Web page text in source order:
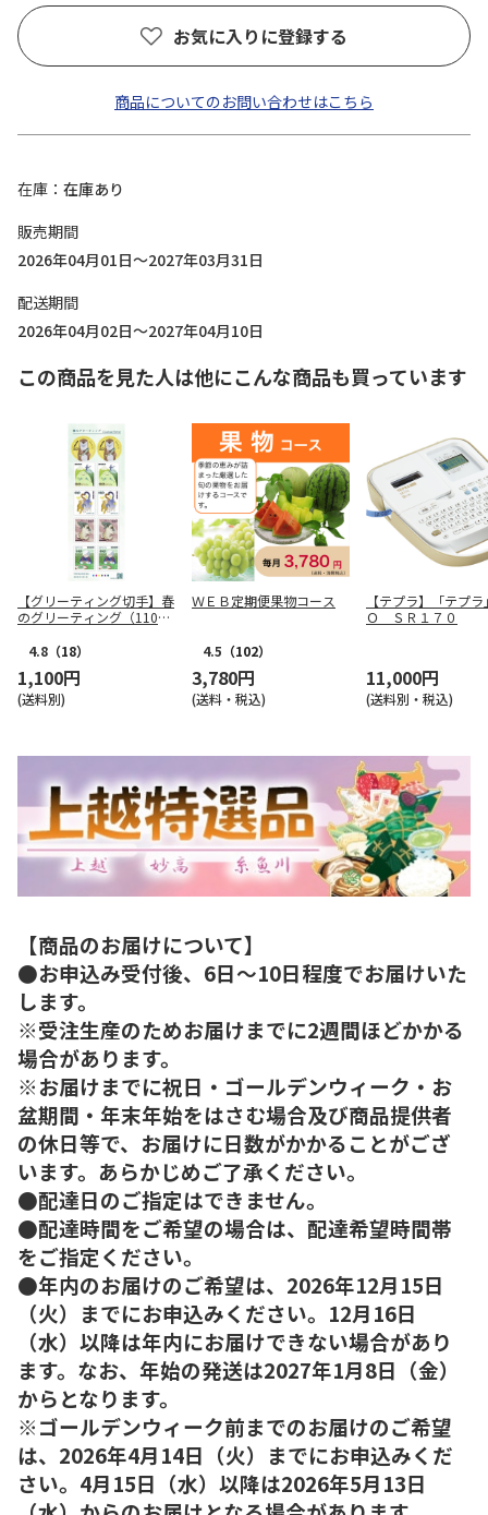
お気に入りに登録する
商品についてのお問い合わせはこちら
在庫
在庫あり
販売期間
2026年04月01日～2027年03月31日
配送期間
2026年04月02日～2027年04月10日
この商品を見た人は他にこんな商品も買っています
【グリーティング切手】春
のグリーティング（110
4.8 （18）
1,100円
(送料別)
ＷＥＢ定期便果物コース
4.5 （102）
3,780円
(送料・税込)
【テプラ】「テプ
Ｏ ＳＲ１７０
11,000円
(送料別・税込)
【商品のお届けについて】
●お申込み受付後、6日～10日程度でお届けいた
します。
※受注生産のためお届けまでに2週間ほどかかる
場合があります。
※お届けまでに祝日・ゴールデンウィーク・お
盆期間・年末年始をはさむ場合及び商品提供者
の休日等で、お届けに日数がかかることがござ
います。あらかじめご了承ください。
●配達日のご指定はできません。
●配達時間をご希望の場合は、配達希望時間帯
をご指定ください。
●年内のお届けのご希望は、2026年12月15日
（火）までにお申込みください。12月16日
（水）以降は年内にお届けできない場合があり
ます。なお、年始の発送は2027年1月8日（金）
からとなります。
※ゴールデンウィーク前までのお届けのご希望
は、2026年4月14日（火）までにお申込みくだ
さい。4月15日（水）以降は2026年5月13日